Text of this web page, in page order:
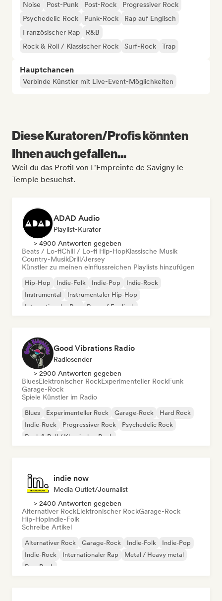
Noise
Post-Punk Post-Rock
Progressiver Rock
Psychedelic Rock
Punk-Rock
Rap auf Englisch
Französischer Rap
R&B
Rock & Roll / Klassischer Rock
Surf-Rock Trap
Hauptchancen
Verbinde Künstler mit Live-Event-Möglichkeiten
Diese Kuratoren/Profis könnten
Ihnen auch gefallen...
Weil du das Profil von L'Empreinte de Savigny le
Temple besuchst.
ADAD Audio
Playlist-Kurator
> 4900 Antworten gegeben
Beats / Lo-fiChill / Lo-fi Hip-HopKlassische Musik
Country-MusikDrill/Jersey
Künstler zu meinen einflussreichen Playlists hinzufügen
Hip-Hop Indie-Folk Indie-Pop
Indie-Rock
Instrumental
Instrumentaler Hip-Hop
Internationaler Rap
Rap auf Englisch
Good Vibrations Radio
Radiosender
> 2900 Antworten gegeben
BluesElektronischer RockExperimenteller RockFunk
Garage-Rock
Spiele Künstler im Radio
Blues Experimenteller Rock Garage-Rock
Hard Rock
Indie-Rock
Progressiver Rock
Psychedelic Rock
Rock & Roll / Klassischer Rock
indie now
Media Outlet/Journalist
> 2400 Antworten gegeben
Alternativer RockElektronischer RockGarage-Rock
Hip-HopIndie-Folk
Schreibe Artikel
Alternativer Rock Garage-Rock Indie-Folk
Indie-Pop
Indie-Rock
Internationaler Rap
Metal / Heavy metal
Pop-Rock